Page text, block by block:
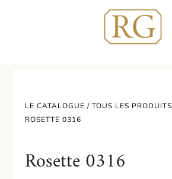
LE CATALOGUE /TOUS LES PRODUITS
ROSETTE 0316
Rosette 0316